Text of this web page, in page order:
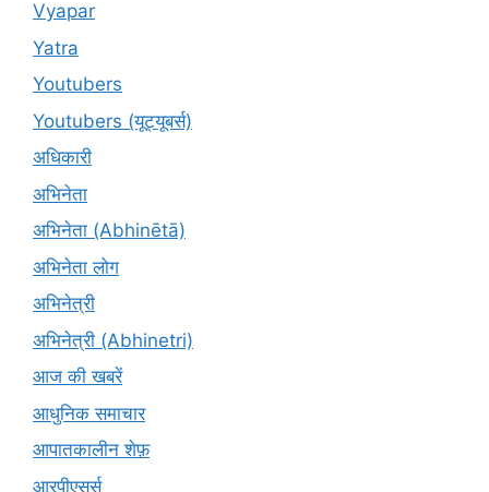
Vyapar
Yatra
Youtubers
Youtubers (यूट्यूबर्स)
अधिकारी
अभिनेता
अभिनेता (Abhinētā)
अभिनेता लोग
अभिनेत्री
अभिनेत्री (Abhinetri)
आज की खबरें
आधुनिक समाचार
आपातकालीन शेफ़
आरपीएसर्स